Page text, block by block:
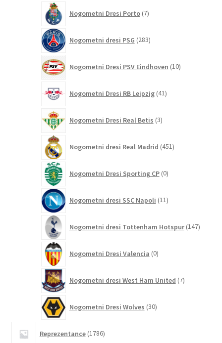
Nogometni Dresi Porto 7izdelkov
Nogometni dresi PSG 283izdelkov
Nogometni Dresi PSV Eindhoven 10izdelkov
Nogometni Dresi RB Leipzig 41izdelkov
Nogometni Dresi Real Betis 3izdelki
Nogometni dresi Real Madrid 451izdelkov
Nogometni Dresi Sporting CP 0izdelkov
Nogometni dresi SSC Napoli 11izdelkov
Nogometni dresi Tottenham Hotspur 147
Nogometni Dresi Valencia 0izdelkov
Nogometni dresi West Ham United 7izdelkov
Nogometni Dresi Wolves 30izdelkov
Reprezentance 1786izdelkov